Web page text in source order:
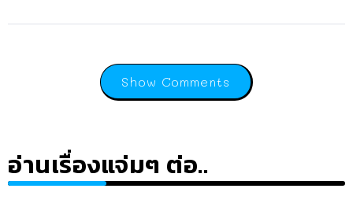
Show Comments
อ่านเรื่องแจ่มๆ ต่อ..